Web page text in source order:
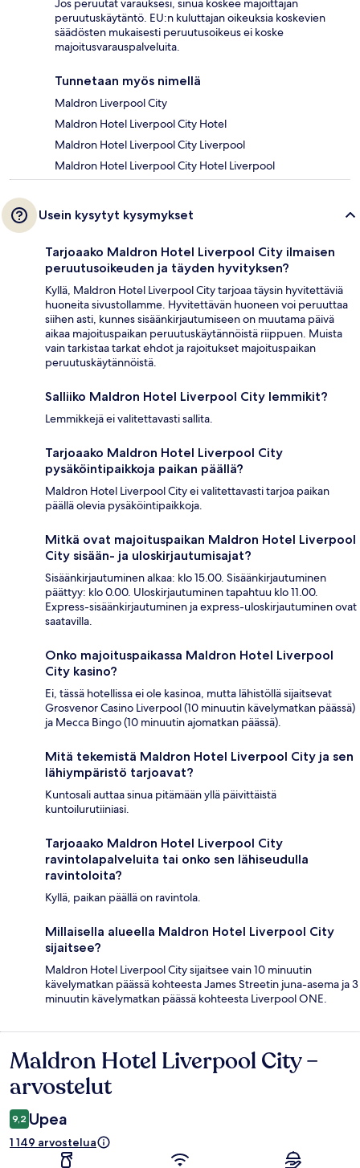
Jos peruutat varauksesi, sinua koskee majoittajan
peruutuskäytäntö. EU:n kuluttajan oikeuksia koskevien
säädösten mukaisesti peruutusoikeus ei koske
majoitusvarauspalveluita.
Tunnetaan myös nimellä
Maldron Liverpool City
Maldron Hotel Liverpool City Hotel
Maldron Hotel Liverpool City Liverpool
Maldron Hotel Liverpool City Hotel Liverpool
Usein kysytyt kysymykset
Tarjoaako Maldron Hotel Liverpool City ilmaisen
peruutusoikeuden ja täyden hyvityksen?
Kyllä, Maldron Hotel Liverpool City tarjoaa täysin hyvitettäviä
huoneita sivustollamme. Hyvitettävän huoneen voi peruuttaa
siihen asti, kunnes sisäänkirjautumiseen on muutama päivä
aikaa majoituspaikan peruutuskäytännöistä riippuen. Muista
vain tarkistaa tarkat ehdot ja rajoitukset majoituspaikan
peruutuskäytännöistä.
Salliiko Maldron Hotel Liverpool City lemmikit?
Lemmikkejä ei valitettavasti sallita.
Tarjoaako Maldron Hotel Liverpool City
pysäköintipaikkoja paikan päällä?
Maldron Hotel Liverpool City ei valitettavasti tarjoa paikan
päällä olevia pysäköintipaikkoja.
Mitkä ovat majoituspaikan Maldron Hotel Liverpool
City sisään- ja uloskirjautumisajat?
Sisäänkirjautuminen alkaa: klo 15.00. Sisäänkirjautuminen
päättyy: klo 0.00. Uloskirjautuminen tapahtuu klo 11.00.
Express-sisäänkirjautuminen ja express-uloskirjautuminen ovat
saatavilla.
Onko majoituspaikassa Maldron Hotel Liverpool
City kasino?
Ei, tässä hotellissa ei ole kasinoa, mutta lähistöllä sijaitsevat
Grosvenor Casino Liverpool (10 minuutin kävelymatkan päässä)
ja Mecca Bingo (10 minuutin ajomatkan päässä).
Mitä tekemistä Maldron Hotel Liverpool City ja sen
lähiympäristö tarjoavat?
Kuntosali auttaa sinua pitämään yllä päivittäistä
kuntoilurutiiniasi.
Tarjoaako Maldron Hotel Liverpool City
ravintolapalveluita tai onko sen lähiseudulla
ravintoloita?
Kyllä, paikan päällä on ravintola.
Millaisella alueella Maldron Hotel Liverpool City
sijaitsee?
Maldron Hotel Liverpool City sijaitsee vain 10 minuutin
kävelymatkan päässä kohteesta James Streetin juna-asema ja 3
minuutin kävelymatkan päässä kohteesta Liverpool ONE.
Arvostelut
Maldron Hotel Liverpool City –
arvostelut
9,2 Upea
1 149 arvostelua